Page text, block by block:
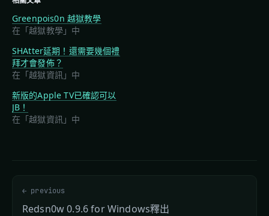
Greenpois0n 越獄教學
在「越獄教學」中
SHAtter延期！還需要幾個禮
拜才會發佈？
在「越獄資訊」中
新版的Apple TV已確認可以
JB！
在「越獄資訊」中
← previous
Redsn0w 0.9.6 for Windows釋出